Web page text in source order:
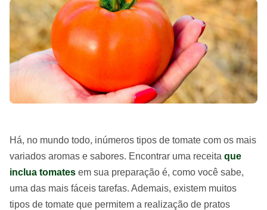
Há, no mundo todo, inúmeros tipos de tomate com os mais
variados aromas e sabores. Encontrar uma receita que
inclua tomates em sua preparação é, como você sabe,
uma das mais fáceis tarefas. Ademais, existem muitos
tipos de tomate que permitem a realização de pratos